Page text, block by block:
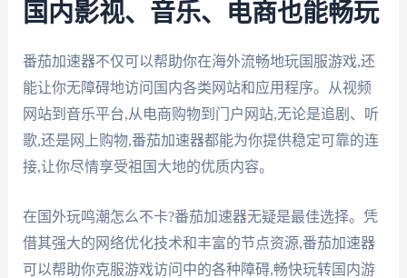
国内影视、音乐、电商也能畅玩
番茄加速器不仅可以帮助你在海外流畅地玩国服游戏,还
能让你无障碍地访问国内各类网站和应用程序。从视频
网站到音乐平台,从电商购物到门户网站,无论是追剧、听
歌,还是网上购物,番茄加速器都能为你提供稳定可靠的连
接,让你尽情享受祖国大地的优质内容。
在国外玩鸣潮怎么不卡?番茄加速器无疑是最佳选择。凭
借其强大的网络优化技术和丰富的节点资源,番茄加速器
可以帮助你克服游戏访问中的各种障碍,畅快玩转国内游